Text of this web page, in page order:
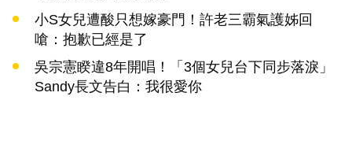
小S女兒遭酸只想嫁豪門！許老三霸氣護姊回
嗆：抱歉已經是了
吳宗憲睽違8年開唱！「3個女兒台下同步落淚」
Sandy長文告白：我很愛你